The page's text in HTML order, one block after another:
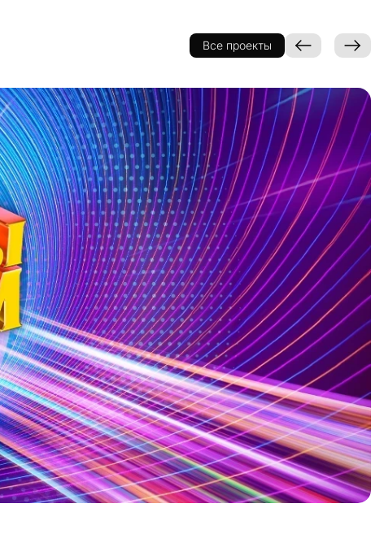
Все проекты